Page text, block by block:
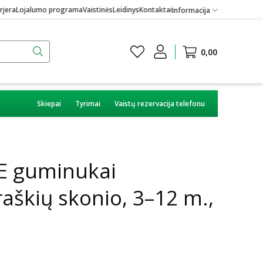
Lojalumo programaVaistinėsLeidinysKontaktaiInformacija
0,00
Skiepai Tyrimai Vaistų rezervacija telefonu
guminukai
skonio, 3–12 m.,